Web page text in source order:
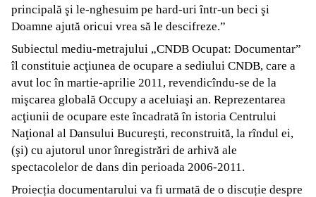
principală şi le-nghesuim pe hard-uri într-un beci şi
Doamne ajută oricui vrea să le descifreze.”
Subiectul mediu-metrajului „CNDB Ocupat: Documentar”
îl constituie acţiunea de ocupare a sediului CNDB, care a
avut loc în martie-aprilie 2011, revendicîndu-se de la
mişcarea globală Occupy a aceluiaşi an. Reprezentarea
acţiunii de ocupare este încadrată în istoria Centrului
Naţional al Dansului Bucureşti, reconstruită, la rîndul ei,
(şi) cu ajutorul unor înregistrări de arhivă ale
spectacolelor de dans din perioada 2006-2011.
Proiecția documentarului va fi urmată de o discuție despre